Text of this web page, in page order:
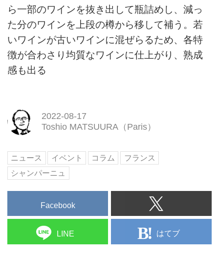
ら一部のワインを抜き出して瓶詰めし、減っ
た分のワインを上段の樽から移して補う。若
いワインが古いワインに混ぜらるため、各特
徴が合わさり均質なワインに仕上がり、熟成
感も出る
2022-08-17
Toshio MATSUURA（Paris）
ニュース イベント コラム
フランス
シャンパーニュ
Facebook
LINE はてブ